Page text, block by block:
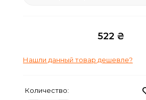
522 ₴
Нашли данный товар дешевле?
Количество: